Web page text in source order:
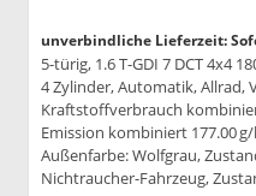
unverbindliche Lieferzeit:
5-türig, 1.6 T-GDI 7 DCT 4x4
4 Zylinder, Automatik, Allrad,
Kraftstoffverbrauch
Emission kombiniert 177.00 g/
Außenfarbe: Wolfgrau,
Nichtraucher-Fahrzeug,